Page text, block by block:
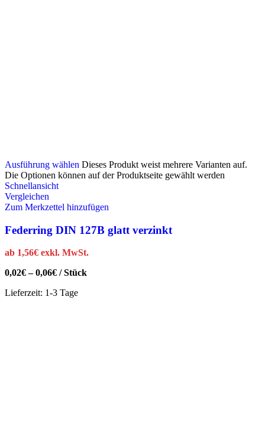
Ausführung wählen Dieses Produkt weist mehrere Varianten auf.
Die Optionen können auf der Produktseite gewählt werden
Schnellansicht
Vergleichen
Zum Merkzettel hinzufügen
Federring DIN 127B glatt verzinkt
ab 1,56€ exkl. MwSt.
0,02€–0,06€ /Stück
Lieferzeit: 1-3 Tage